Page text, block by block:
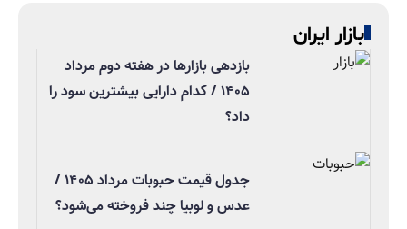
بازار ایران
بازدهی بازارها در هفته دوم مرداد
۱۴۰۵ / کدام دارایی بیشترین سود را
داد؟
جدول قیمت حبوبات مرداد ۱۴۰۵ /
عدس و لوبیا چند فروخته می‌شود؟